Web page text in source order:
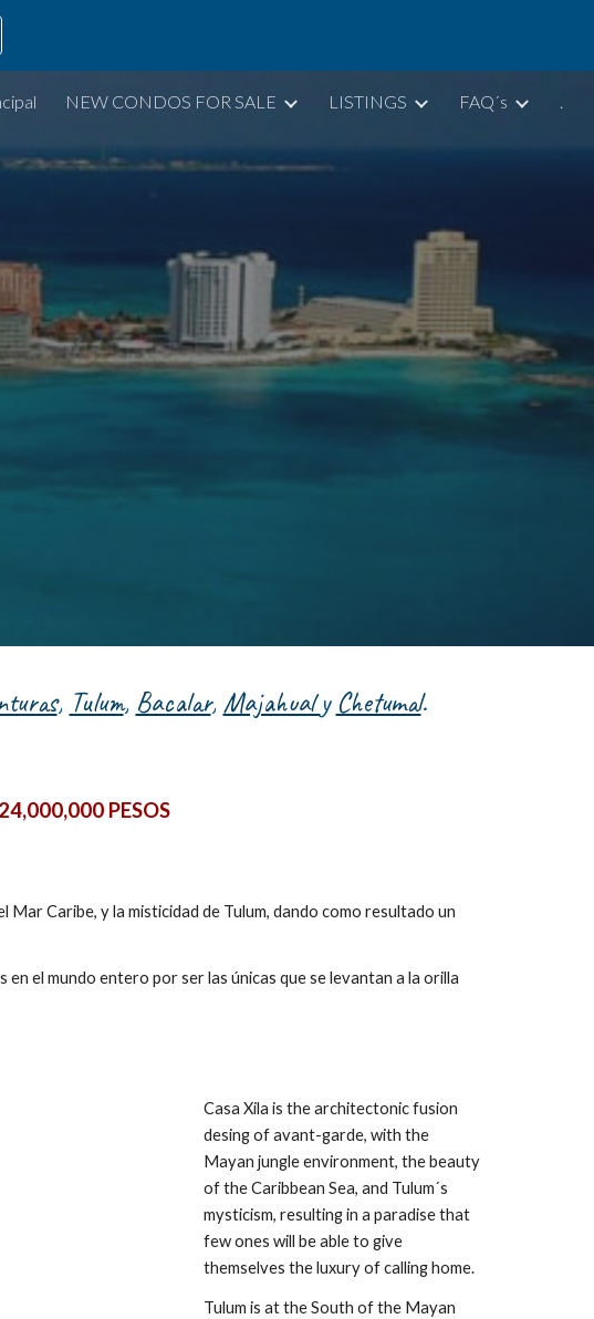
NEW CONDOS FOR SALE LISTINGS FAQ´s .
, Tulum, Bacalar, Majahualy Chetumal.
PESOS
Caribe, y la misticidad de Tulum, dando como resultado un
el mundo entero por ser las únicas que se levantan a la orilla
Casa Xila is the architectonic fusion
desing of avant-garde, with the
Mayan jungle environment, the beauty
of the Caribbean Sea, and Tulum´s
mysticism, resulting in a paradise that
few ones will be able to give
themselves the luxury of calling home.
Tulum is at the South of the Mayan